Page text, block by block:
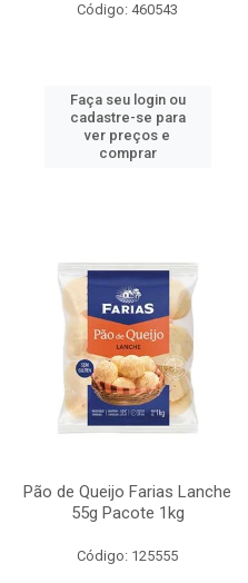
Código: 460543
Faça seu login ou
cadastre-se para
ver preços e
comprar
Pão de Queijo Farias Lanche
55g Pacote 1kg
Código: 125555